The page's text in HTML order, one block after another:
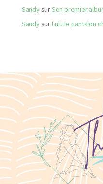
SandysurSon premier
SandysurLulu le pantalon